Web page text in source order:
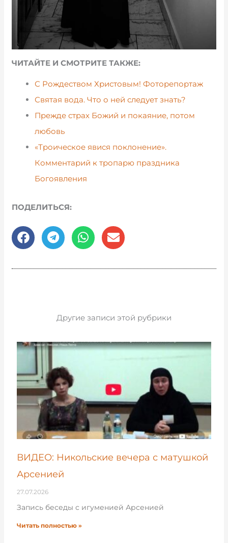
ЧИТАЙТЕ И СМОТРИТЕ ТАКЖЕ:
С Рождеством Христовым! Фоторепортаж
Святая вода. Что о ней следует знать?
Прежде страх Божий и покаяние, потом
любовь
«Троическое явися поклонение».
Комментарий к тропарю праздника
Богоявления
ПОДЕЛИТЬСЯ:
Другие записи этой рубрики
ВИДЕО: Никольские вечера с матушкой
Арсенией
27.07.2026
Запись беседы с игуменией Арсенией
Читать полностью »